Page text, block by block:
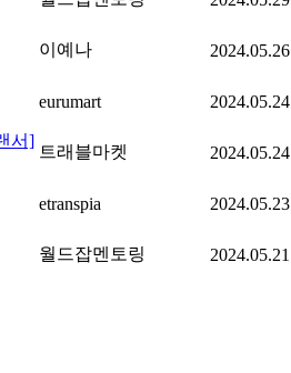
이예나 2024.05.26
eurumart 2024.05.24
서]
트래블마켓 2024.05.24
etranspia 2024.05.23
월드잡멘토링 2024.05.21